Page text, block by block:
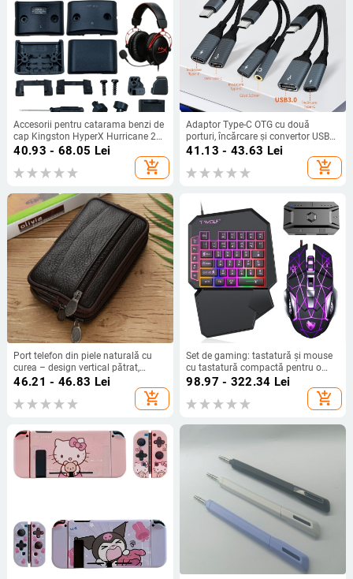
Accesorii pentru catarama benzi de
cap Kingston HyperX Hurricane 2
Tomahawk Alpha Storm —
Tomahawk Alpha Storm; montaj
40.93 - 68.05 Lei
add_shopping_cart
Adaptor Type-C OTG cu două
porturi, încărcare și convertor USB
2-in-1, model 002, compatibilitate
41.13 - 43.63 Lei
add_shopping_cart
Port telefon din piele naturală cu
curea – design vertical pătrat,
fermoar, buzunar pentru monede,
pentru bărbați, pentru călătorii de
afaceri
46.21 - 46.83 Lei
add_shopping_cart
Set de gaming: tastatură și mouse
cu tastatură compactă pentru o
mână, USB, 3600 DPI, iluminare de
98.97 - 322.34 Lei
add_shopping_cart